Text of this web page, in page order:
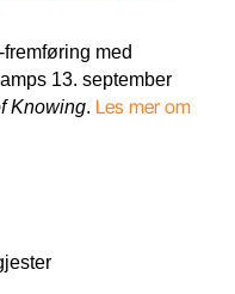
med
13. september
Knowing. Les mer om